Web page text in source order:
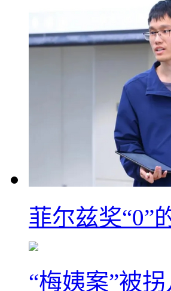
菲尔兹奖“0”
“梅姨案”被